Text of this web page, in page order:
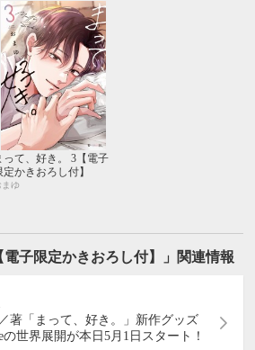
って、好き。 3【電子
定かきおろし付】
まゆ
電子限定かきおろし付】」関連情報
著「まって、好き。」新作グッズ
の世界展開が本日5月1日スタート！